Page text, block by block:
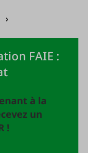
FAIE :
à la
un
!